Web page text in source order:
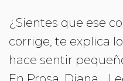
¿Sientes que ese
corrige, te explica
hace sentir